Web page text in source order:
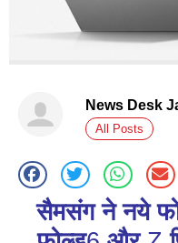
News Desk
All Posts
सैमसंग ने नये